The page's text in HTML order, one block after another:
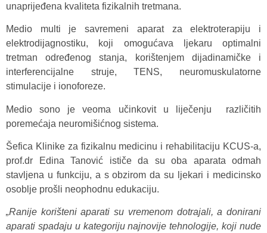
unaprijeđena kvaliteta fizikalnih tretmana.
Medio multi je savremeni aparat za elektroterapiju i
elektrodijagnostiku, koji omogućava ljekaru optimalni
tretman određenog stanja, korištenjem dijadinamičke i
interferencijalne struje, TENS, neuromuskulatorne
stimulacije i ionoforeze.
Medio sono je veoma učinkovit u liječenju različitih
poremećaja neuromišićnog sistema.
Šefica Klinike za fizikalnu medicinu i rehabilitaciju KCUS-a,
prof.dr Edina Tanović ističe da su oba aparata odmah
stavljena u funkciju, a s obzirom da su ljekari i medicinsko
osoblje prošli neophodnu edukaciju.
„Ranije korišteni aparati su vremenom dotrajali, a donirani
aparati spadaju u kategoriju najnovije tehnologije, koji nude